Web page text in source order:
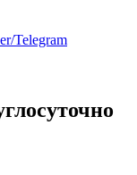
Telegram